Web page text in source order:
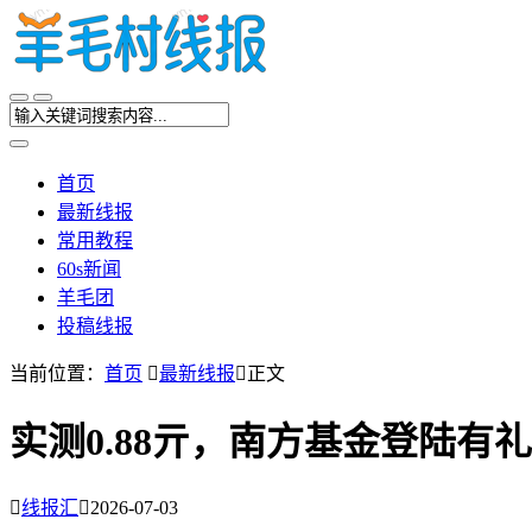
首页
最新线报
常用教程
60s新闻
羊毛团
投稿线报
当前位置： 首页 最新线报正文
实测0.88亓，南方基金登陆有
线报汇2026-07-03